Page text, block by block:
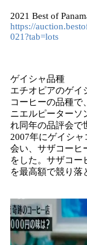
2021 Best of
https://
021?tab=lots
ゲイシャ品種
エチオピアのゲイ
コーヒーの品種で
ニエルピーターソ
れ同年の品評会で
2007年にゲイシ
会い、サザコーヒ
をした。サザコー
を最高額で競り落